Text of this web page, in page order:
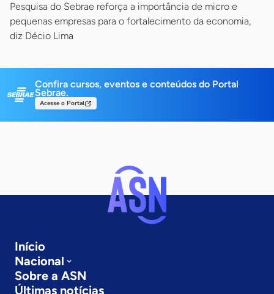
Pesquisa do Sebrae reforça a importância de micro e
pequenas empresas para o fortalecimento da economia,
diz Décio Lima
Confira cursos, eventos e conteúdos do Portal
Sebrae.
Acesse o Portal
Início
Nacional
Sobre a ASN
Últimas notícias